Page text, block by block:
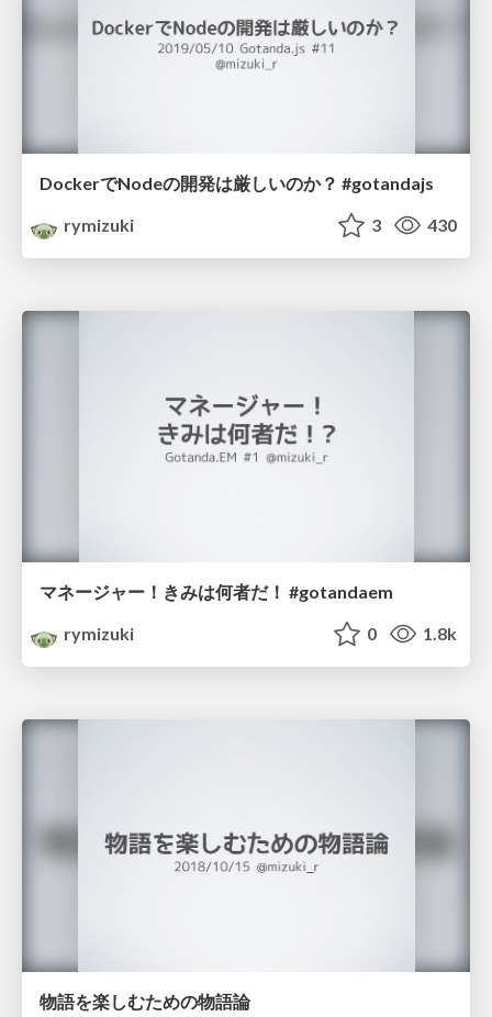
DockerでNodeの開発は厳しいのか？ #gotandajs
rymizuki
3 430
マネージャー！きみは何者だ！ #gotandaem
rymizuki
0 1.8k
物語を楽しむための物語論